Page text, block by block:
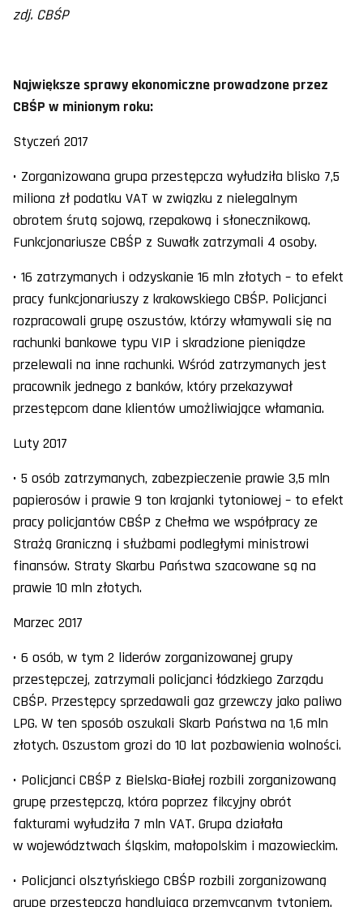
zdj. CBŚP
Największe sprawy ekonomiczne prowadzone przez
CBŚP w minionym roku:
Styczeń 2017
• Zorganizowana grupa przestępcza wyłudziła blisko 7,5
miliona zł podatku VAT w związku z nielegalnym
obrotem śrutą sojową, rzepakową i słonecznikową.
Funkcjonariusze CBŚP z Suwałk zatrzymali 4 osoby.
• 16 zatrzymanych i odzyskanie 16 mln złotych – to efekt
pracy funkcjonariuszy z krakowskiego CBŚP. Policjanci
rozpracowali grupę oszustów, którzy włamywali się na
rachunki bankowe typu VIP i skradzione pieniądze
przelewali na inne rachunki. Wśród zatrzymanych jest
pracownik jednego z banków, który przekazywał
przestępcom dane klientów umożliwiające włamania.
Luty 2017
• 5 osób zatrzymanych, zabezpieczenie prawie 3,5 mln
papierosów i prawie 9 ton krajanki tytoniowej – to efekt
pracy policjantów CBŚP z Chełma we współpracy ze
Strażą Graniczną i służbami podległymi ministrowi
finansów. Straty Skarbu Państwa szacowane są na
prawie 10 mln złotych.
Marzec 2017
• 6 osób, w tym 2 liderów zorganizowanej grupy
przestępczej, zatrzymali policjanci łódzkiego Zarządu
CBŚP. Przestępcy sprzedawali gaz grzewczy jako paliwo
LPG. W ten sposób oszukali Skarb Państwa na 1,6 mln
złotych. Oszustom grozi do 10 lat pozbawienia wolności.
• Policjanci CBŚP z Bielska-Białej rozbili zorganizowaną
grupę przestępczą, która poprzez fikcyjny obrót
fakturami wyłudziła 7 mln VAT. Grupa działała
w województwach śląskim, małopolskim i mazowieckim.
• Policjanci olsztyńskiego CBŚP rozbili zorganizowaną
grupę przestępczą handlującą przemycanym tytoniem.